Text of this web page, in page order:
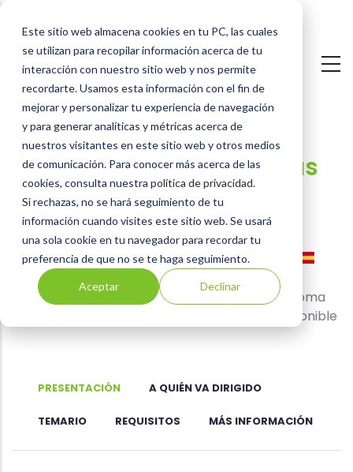
Este sitio web almacena cookies en tu PC, las cuales
se utilizan para recopilar información acerca de tu
interacción con nuestro sitio web y nos permite
recordarte. Usamos esta información con el fin de
mejorar y personalizar tu experiencia de navegación
y para generar analíticas y métricas acerca de
nuestros visitantes en este sitio web y otros medios
de comunicación. Para conocer más acerca de las
cookies, consulta nuestra política de privacidad.
Si rechazas, no se hará seguimiento de tu
información cuando visites este sitio web. Se usará
una sola cookie en tu navegador para recordar tu
preferencia de que no se te haga seguimiento.
Aceptar Declinar
Pasar
contenido
principal
Curso
Virtual
en
Técnicas
de
Seguridad
SDLC
Curso Virtual en Técnicas
de Seguridad en SDLC
20
Modulos
20h
Duración
24/7
PlataformaVirtual
Idioma
Disponible
PRESENTACIÓN A QUIÉN VA DIRIGIDO
TEMARIO REQUISITOS MÁS INFORMACIÓN